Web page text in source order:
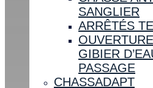
SANGLIER
ARRÊTÉS
GIBIER
PASSAGE
CHASSADAPT